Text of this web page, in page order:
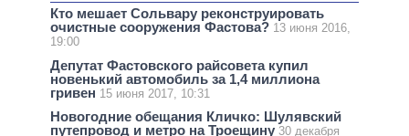
Кто мешает Сольвару реконструировать
очистные сооружения Фастова? 13 июня 2016,
19:00
Депутат Фастовского райсовета купил
новенький автомобиль за 1,4 миллиона
гривен 15 июня 2017, 10:31
Новогодние обещания Кличко: Шулявский
путепровод и метро на Троещину 30 декабря